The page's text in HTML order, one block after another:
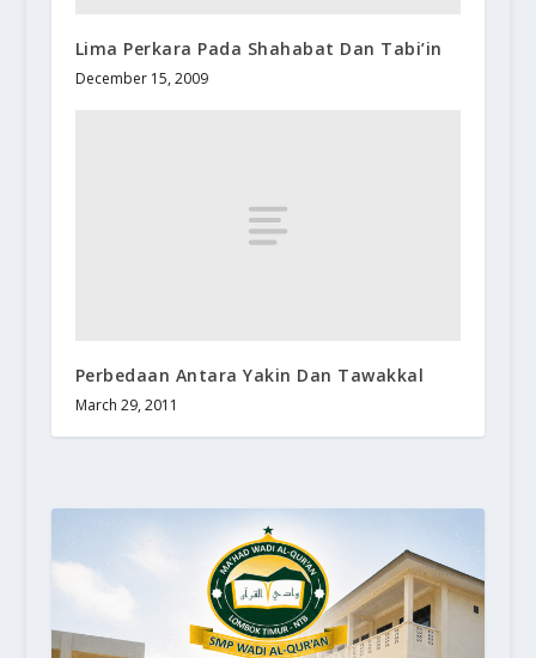
Lima Perkara Pada Shahabat Dan Tabi’in
December 15, 2009
Perbedaan Antara Yakin Dan Tawakkal
March 29, 2011